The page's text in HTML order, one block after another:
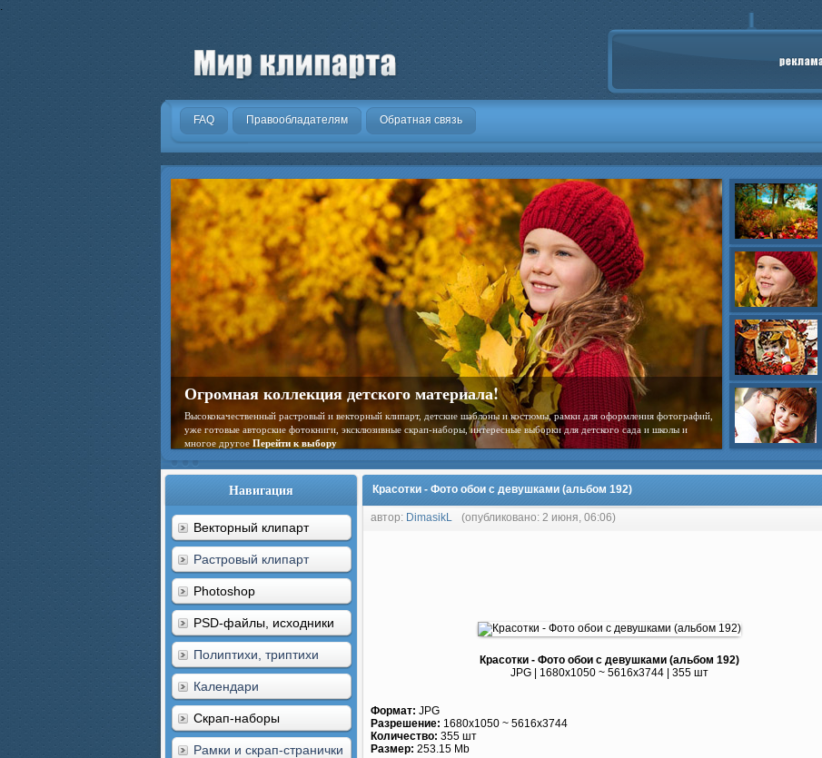
.
FAQ Правообладателям Обратная связь
Огромная коллекция детского материала!
Высококачественный растровый и векторный клипарт, детские шаблоны и костюмы, рамки для оформления фотографий,
уже готовые авторские фотокниги, эксклюзивные скрап-наборы, интересные выборки для детского сада и школы и
многое другое Перейти к выбору
Навигация
Векторный клипарт
Растровый клипарт
Photoshop
PSD-файлы, исходники
Полиптихи, триптихи
Календари
Скрап-наборы
Рамки и скрап-странички
Красотки - Фото обои с девушками (альбом 192)
автор: DimasikL (опубликовано: 2 июня, 06:06)
Красотки - Фото обои с девушками (альбом 192)
JPG | 1680x1050 ~ 5616x3744 | 355 шт
Формат: JPG
Разрешение: 1680x1050 ~ 5616x3744
Количество: 355 шт
Размер: 253.15 Mb